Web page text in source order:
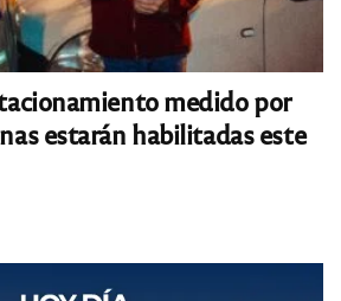
medido por
estarán habilitadas este